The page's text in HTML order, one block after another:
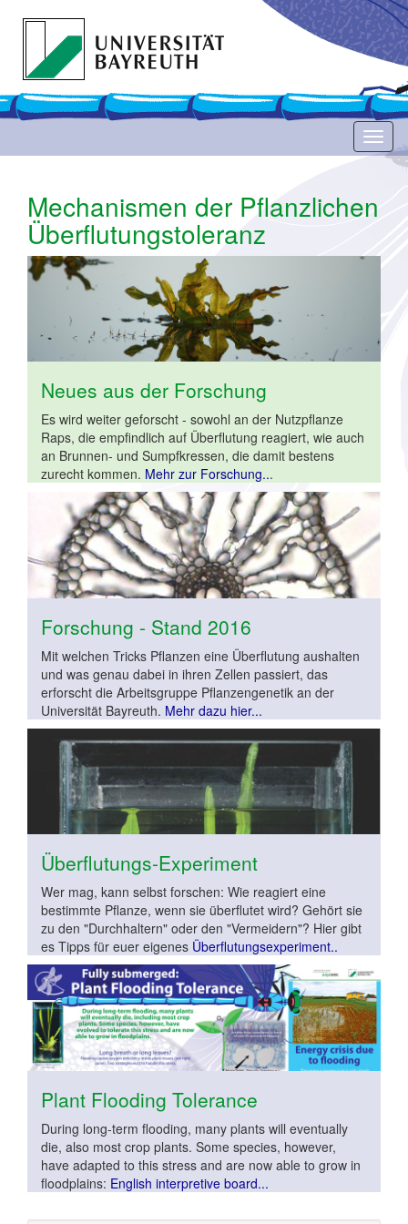
Mechanismen der Pflanzlichen
Überflutungstoleranz
Neues aus der Forschung
Es wird weiter geforscht - sowohl an der Nutzpflanze
Raps, die empfindlich auf Überflutung reagiert, wie auch
an Brunnen- und Sumpfkressen, die damit bestens
zurecht kommen. Mehr zur Forschung...
Forschung - Stand 2016
Mit welchen Tricks Pflanzen eine Überflutung aushalten
und was genau dabei in ihren Zellen passiert, das
erforscht die Arbeitsgruppe Pflanzengenetik an der
Universität Bayreuth. Mehr dazu hier...
Überflutungs-Experiment
Wer mag, kann selbst forschen: Wie reagiert eine
bestimmte Pflanze, wenn sie überflutet wird? Gehört sie
zu den "Durchhaltern" oder den "Vermeidern"? Hier gibt
es Tipps für euer eigenes Überflutungsexperiment..
Plant Flooding Tolerance
During long-term flooding, many plants will eventually
die, also most crop plants. Some species, however,
have adapted to this stress and are now able to grow in
floodplains: English interpretive board...